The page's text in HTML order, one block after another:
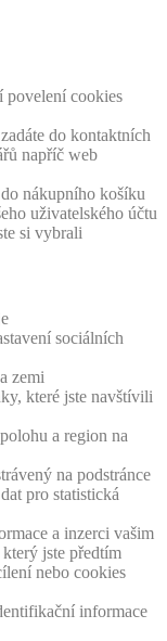
povelení cookies
do kontaktních
napříč web
nákupního košíku
uživatelského účtu
si vybrali
sociálních
zemi
které jste navštívili
a region na
na podstránce
pro statistická
a inzerci vašim
jste předtím
nebo cookies
informace